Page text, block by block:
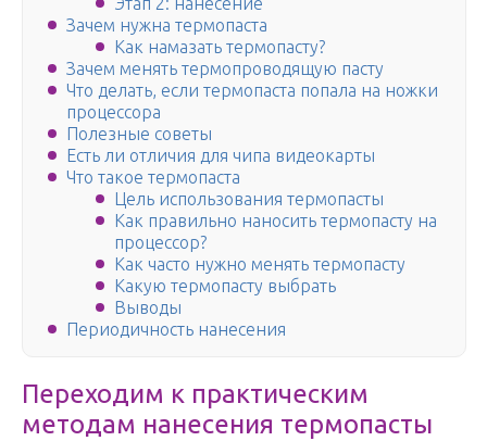
Зачем нужна термопаста
Как намазать термопасту?
Зачем менять термопроводящую пасту
Что делать, если термопаста попала на ножки
процессора
Полезные советы
Есть ли отличия для чипа видеокарты
Что такое термопаста
Цель использования термопасты
Как правильно наносить термопасту на
процессор?
Как часто нужно менять термопасту
Какую термопасту выбрать
Выводы
Периодичность нанесения
Переходим к практическим
методам нанесения термопасты